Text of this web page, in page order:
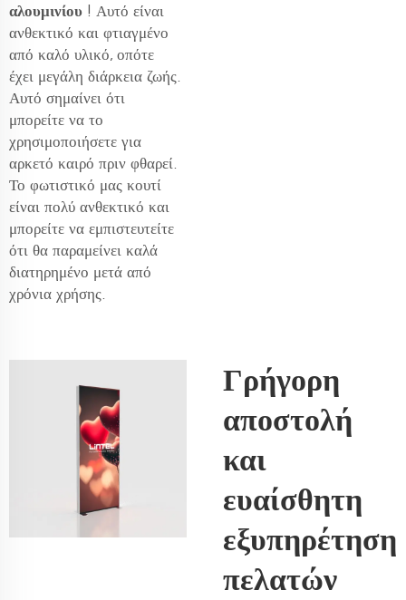
αλουμινίου ! Αυτό είναι
ανθεκτικό και φτιαγμένο
από καλό υλικό, οπότε
έχει μεγάλη διάρκεια ζωής.
Αυτό σημαίνει ότι
μπορείτε να το
χρησιμοποιήσετε για
αρκετό καιρό πριν φθαρεί.
Το φωτιστικό μας κουτί
είναι πολύ ανθεκτικό και
μπορείτε να εμπιστευτείτε
ότι θα παραμείνει καλά
διατηρημένο μετά από
χρόνια χρήσης.
Γρήγορη
αποστολή
και
ευαίσθητη
εξυπηρέτηση
πελατών